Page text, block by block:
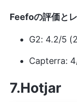
Feefoの評価と
G2: 4.2/5
Capterra:
7.Hotjar